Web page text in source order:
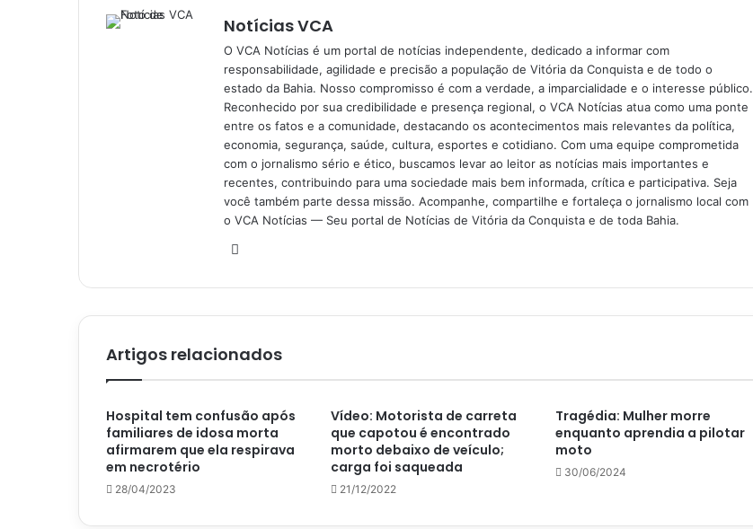
Notícias VCA
O VCA Notícias é um portal de notícias independente, dedicado a informar com
responsabilidade, agilidade e precisão a população de Vitória da Conquista e de todo o
estado da Bahia. Nosso compromisso é com a verdade, a imparcialidade e o interesse público.
Reconhecido por sua credibilidade e presença regional, o VCA Notícias atua como uma ponte
entre os fatos e a comunidade, destacando os acontecimentos mais relevantes da política,
economia, segurança, saúde, cultura, esportes e cotidiano. Com uma equipe comprometida
com o jornalismo sério e ético, buscamos levar ao leitor as notícias mais importantes e
recentes, contribuindo para uma sociedade mais bem informada, crítica e participativa. Seja
você também parte dessa missão. Acompanhe, compartilhe e fortaleça o jornalismo local com
o VCA Notícias — Seu portal de Notícias de Vitória da Conquista e de toda Bahia.
Artigos relacionados
Hospital tem confusão após
familiares de idosa morta
afirmarem que ela respirava
em necrotério
28/04/2023
Vídeo: Motorista de carreta
que capotou é encontrado
morto debaixo de veículo;
carga foi saqueada
21/12/2022
Tragédia: Mulher morre
enquanto aprendia a pilotar
moto
30/06/2024